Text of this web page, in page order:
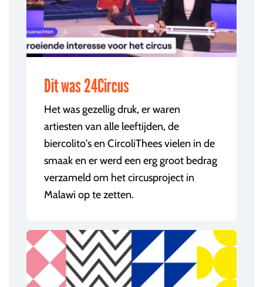
Dit was 24Circus
Het was gezellig druk, er waren
artiesten van alle leeftijden, de
biercolito's en CircoliThees vielen in de
smaak en er werd een erg groot bedrag
verzameld om het circusproject in
Malawi op te zetten.